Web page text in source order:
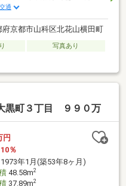
通
府京都市山科区北花山横田町
写真あり
黒町３丁目 ９９０万
円
10％
1973年1月(築53年8ヶ月)
48.58m2
37.89m2